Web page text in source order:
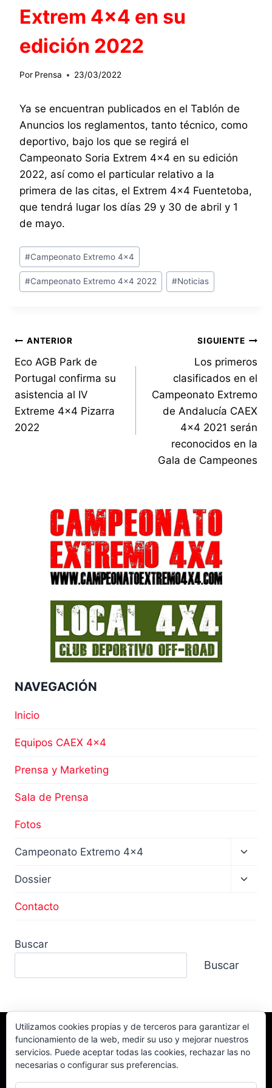
Extrem 4×4 en su
edición 2022
Por Prensa 23/03/2022
Ya se encuentran publicados en el Tablón de
Anuncios los reglamentos, tanto técnico, como
deportivo, bajo los que se regirá el
Campeonato Soria Extrem 4×4 en su edición
2022, así como el particular relativo a la
primera de las citas, el Extrem 4×4 Fuentetoba,
que tendrá lugar los días 29 y 30 de abril y 1
de mayo.
Etiquetas
de
la
#Campeonato Extremo 4x4
#Campeonato Extremo 4x4 2022 #Noticias
Navegación
de
entradas
ANTERIOR
Eco AGB Park de
Portugal confirma su
asistencia al IV
Extreme 4×4 Pizarra
2022
SIGUIENTE
Los primeros
clasificados en el
Campeonato Extremo
de Andalucía CAEX
4×4 2021 serán
reconocidos en la
Gala de Campeones
NAVEGACIÓN
Inicio
Equipos CAEX 4×4
Prensa y Marketing
Sala de Prensa
Fotos
Campeonato Extremo 4×4
hijo
Dossier
Contacto
Buscar
Buscar
Facebook TikTok
Instagram
YouTube
Utilizamos cookies propias y de terceros para garantizar el
funcionamiento de la web, medir su uso y mejorar nuestros
servicios. Puede aceptar todas las cookies, rechazar las no
necesarias o configurar sus preferencias.